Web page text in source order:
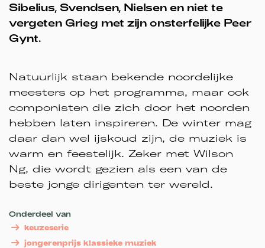
Sibelius, Svendsen, Nielsen en niet te
vergeten Grieg met zijn onsterfelijke Peer
Gynt.
Natuurlijk staan bekende noordelijke
meesters op het programma, maar ook
componisten die zich door het noorden
hebben laten inspireren. De winter mag
daar dan wel ijskoud zijn, de muziek is
warm en feestelijk. Zeker met Wilson
Ng, die wordt gezien als een van de
beste jonge dirigenten ter wereld.
Onderdeel van
keuzeserie
jongerenprijs klassieke muziek